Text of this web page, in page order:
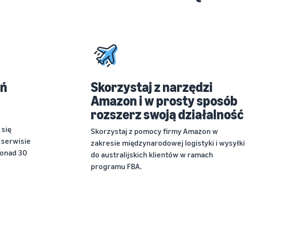
serwisie
30
Skorzystaj z narzędzi
Amazon i w prosty sposób
rozszerz swoją działalność
Skorzystaj z pomocy firmy Amazon w
zakresie międzynarodowej logistyki i wysyłki
do australijskich klientów w ramach
programu FBA.